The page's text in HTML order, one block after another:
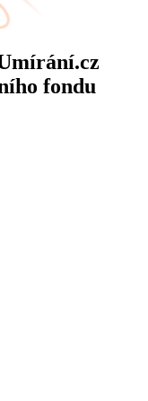
fondu